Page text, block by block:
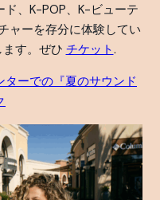
、K-POP、K-ビューテ
ャーを存分に体験してい
す。ぜひ チケット.
ーでの『夏のサウンド